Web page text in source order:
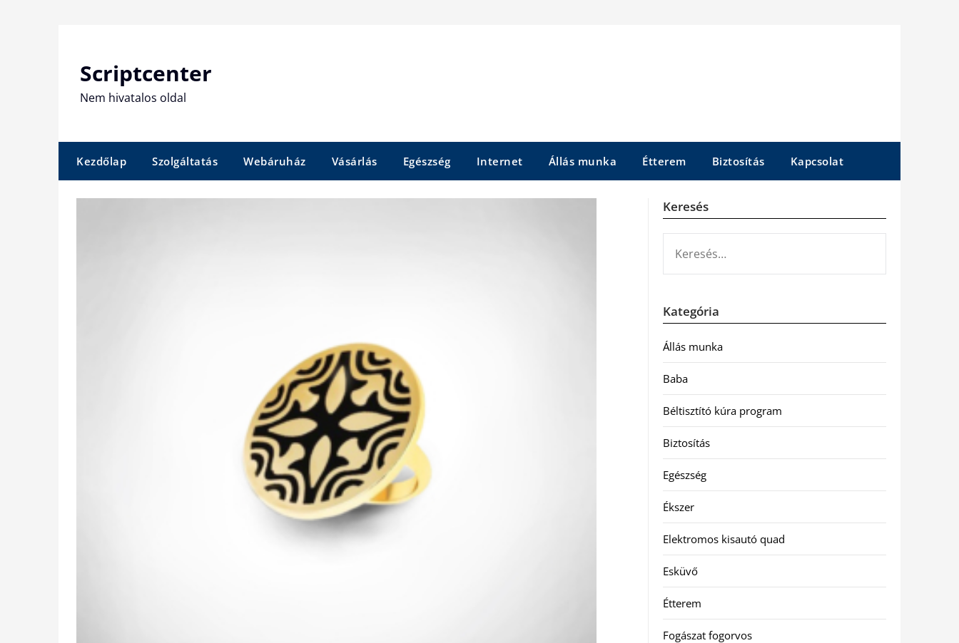
Scriptcenter
Nem hivatalos oldal
Kezdőlap Szolgáltatás Webáruház Vásárlás Egészség Internet Állás munka Étterem Biztosítás Kapcsolat
Keresés
Kategória
Állás munka
Baba
Béltisztító kúra program
Biztosítás
Egészség
Ékszer
Elektromos kisautó quad
Esküvő
Étterem
Fogászat fogorvos